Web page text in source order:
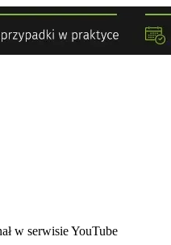
karcie
w serwisie YouTube